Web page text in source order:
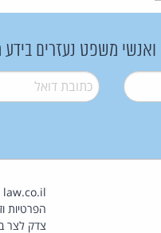
ואנשי משפט נעזרים
דואל*
הפרטיות
צדק לצר